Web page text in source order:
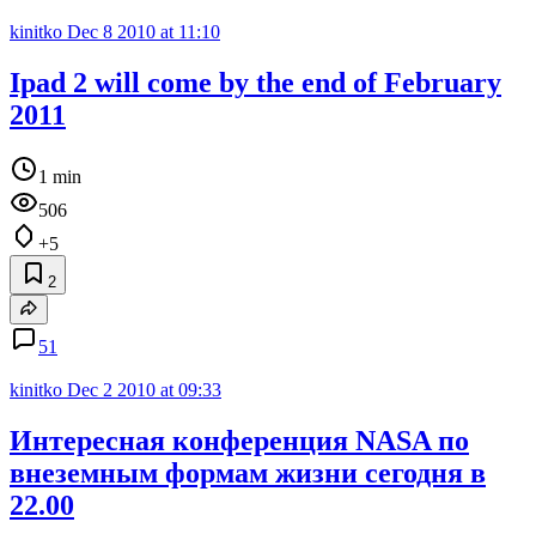
kinitko Dec 8 2010 at 11:10
Ipad 2 will come by the end of February
2011
1 min
506
+5
2
51
kinitko Dec 2 2010 at 09:33
Интересная конференция NASA по
внеземным формам жизни сегодня в
22.00